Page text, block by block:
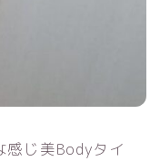
感じ美Bodyタイ